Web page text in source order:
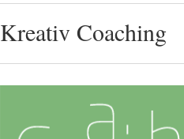
Kreativ Coaching